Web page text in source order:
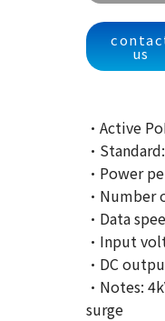
us
·Active
·Power
·Number
·Data
·Input
·DC
·Notes:
surge